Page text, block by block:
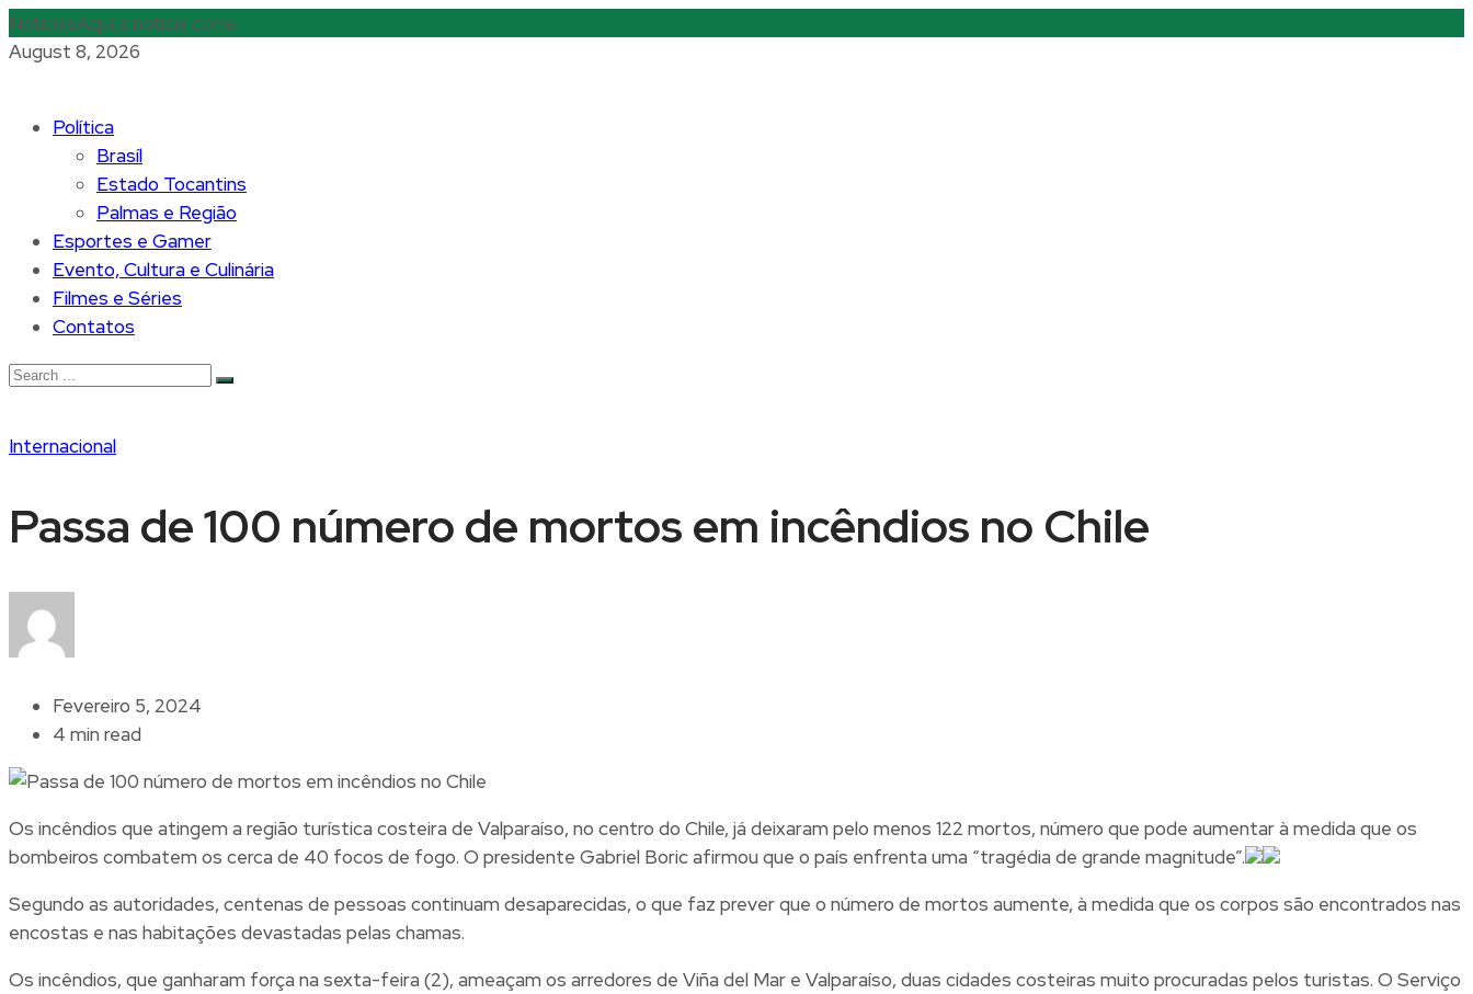
NotíciasAqui a notícia corre
August 8, 2026
Política
Brasíl
Estado Tocantins
Palmas e Região
Esportes e Gamer
Evento, Cultura e Culinária
Filmes e Séries
Contatos
Internacional
Passa de 100 número de mortos em incêndios no Chile
Fevereiro 5, 2024
4 min read
Os incêndios que atingem a região turística costeira de Valparaíso, no centro do Chile, já deixaram pelo menos 122 mortos, número que pode aumentar à medida que os
bombeiros combatem os cerca de 40 focos de fogo. O presidente Gabriel Boric afirmou que o país enfrenta uma “tragédia de grande magnitude”.
Segundo as autoridades, centenas de pessoas continuam desaparecidas, o que faz prever que o número de mortos aumente, à medida que os corpos são encontrados nas
encostas e nas habitações devastadas pelas chamas.
Os incêndios, que ganharam força na sexta-feira (2), ameaçam os arredores de Viña del Mar e Valparaíso, duas cidades costeiras muito procuradas pelos turistas. O Serviço